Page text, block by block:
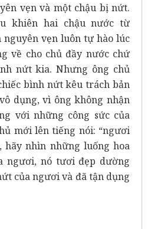
vẹn và một chậu bị nứt.
khiên hai chậu nước từ
nguyên vẹn luôn tự hào lúc
về cho chủ đầy nước chứ
nứt kia. Nhưng ông chủ
bình nứt kêu trách bản
dụng, vì ông không nhận
với những công sức của
mới lên tiếng nói: “ngươi
hãy nhìn những luống hoa
ngươi, nó tươi đẹp dường
của ngươi và đã tận dụng